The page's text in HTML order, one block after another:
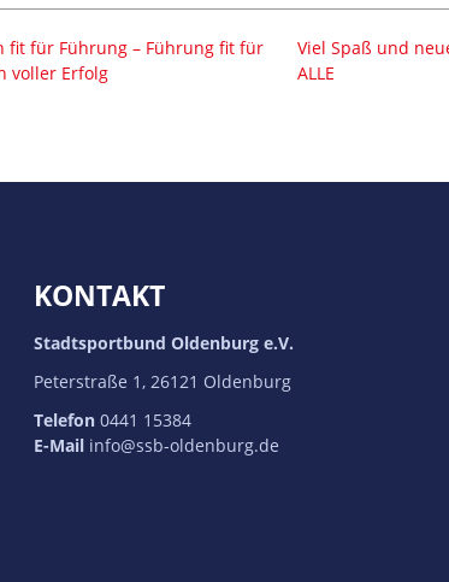
fit für Führung – Führung fit für
voller Erfolg
Viel Spaß und
ALLE
KONTAKT
Stadtsportbund Oldenburg e.V.
Peterstraße 1, 26121 Oldenburg
Telefon0441 15384
E-Mail info@ssb-oldenburg.de